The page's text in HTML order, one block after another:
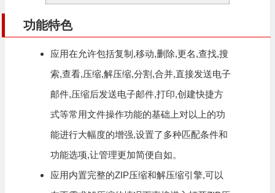
功能特色
应用在允许包括复制,移动,删除,更名,查找,搜
索,查看,压缩,解压缩,分割,合并,直接发送电子
邮件,压缩后发送电子邮件,打印,创建快捷方
式等常用文件操作功能的基础上对以上的功
能进行大幅度的增强,设置了多种匹配条件和
功能选项,让管理更加简便自如。
应用内置完整的ZIP压缩和解压缩引擎,可以